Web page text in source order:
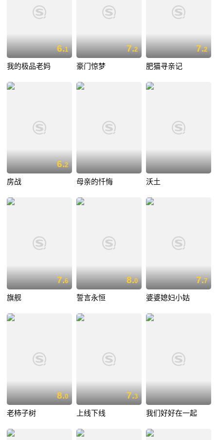
6.1
我的极品老妈
7.2
豪门惊梦
7.2
肥猫寻亲记
6.2
房战 母亲的忏悔 沃土
7.6
旗舰
8.0
誓言永恒
7.7
婆婆媳妇小姑
8.0
老柿子树
7.3
上线下线 我们好好在一起